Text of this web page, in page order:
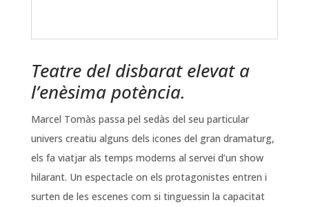
Teatre del disbarat elevat a
l’enèsima potència.
Marcel Tomàs passa pel sedàs del seu particular
univers creatiu alguns dels icones del gran dramaturg,
els fa viatjar als temps moderns al servei d’un show
hilarant. Un espectacle on els protagonistes entren i
surten de les escenes com si tinguessin la capacitat